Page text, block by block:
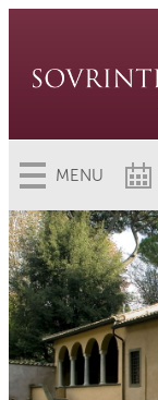
MENU